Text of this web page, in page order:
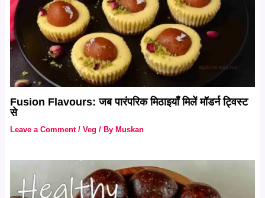
Fusion Flavours: जब पारंपरिक मिठाइयाँ मिलें मॉडर्न ट्विस्ट
से
Leave a Comment /Veg / By Muskan